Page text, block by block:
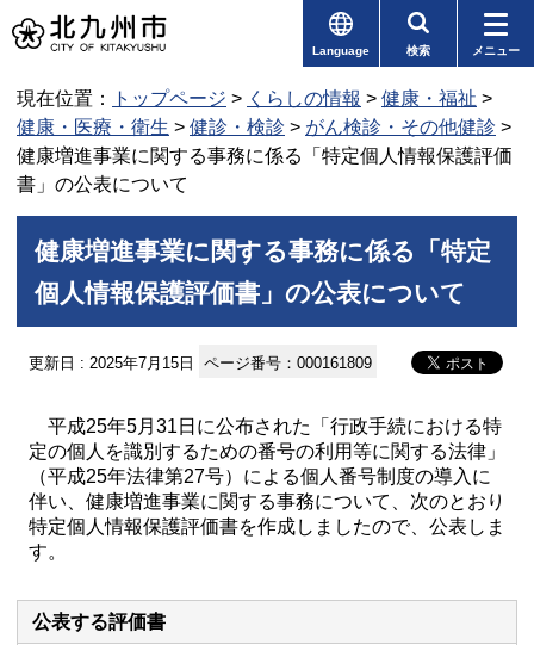
Language 検索 メニュー
現在位置： トップページ > くらしの情報 > 健康・福祉 >
健康・医療・衛生 > 健診・検診 > がん検診・その他健診 >
健康増進事業に関する事務に係る「特定個人情報保護評価
書」の公表について
健康増進事業に関する事務に係る「特定
個人情報保護評価書」の公表について
更新日 : 2025年7月15日 ページ番号：000161809
平成25年5月31日に公布された「行政手続における特
定の個人を識別するための番号の利用等に関する法律」
（平成25年法律第27号）による個人番号制度の導入に
伴い、健康増進事業に関する事務について、次のとおり
特定個人情報保護評価書を作成しましたので、公表しま
す。
公表する評価書